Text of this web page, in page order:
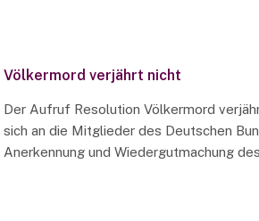
Völkermord verjährt nicht
Der Aufruf Resolution Völkermord
sich an die Mitglieder des Deutschen
Anerkennung und Wiedergutmachung